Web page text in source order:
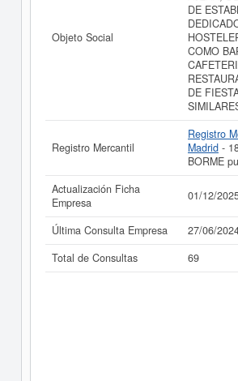
Objeto Social
DE
COMO
DE
Registro Mercantil
Registro
Madrid -
BORME
Actualización Ficha
Empresa
01/12/
Última Consulta Empresa
27/06/
Total de Consultas
69